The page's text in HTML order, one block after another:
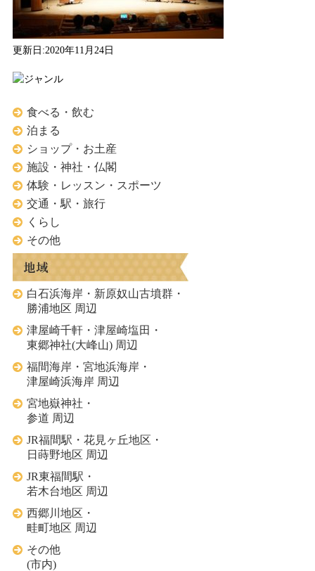
更新日:2020年11月24日
食べる・飲む
泊まる
ショップ・お土産
施設・神社・仏閣
体験・レッスン・スポーツ
交通・駅・旅行
くらし
その他
白石浜海岸・新原奴山古墳群・
勝浦地区 周辺
津屋崎千軒・津屋崎塩田・
東郷神社(大峰山) 周辺
福間海岸・宮地浜海岸・
津屋崎浜海岸 周辺
宮地嶽神社・
参道 周辺
JR福間駅・花見ヶ丘地区・
日蒔野地区 周辺
JR東福間駅・
若木台地区 周辺
西郷川地区・
畦町地区 周辺
その他
(市内)